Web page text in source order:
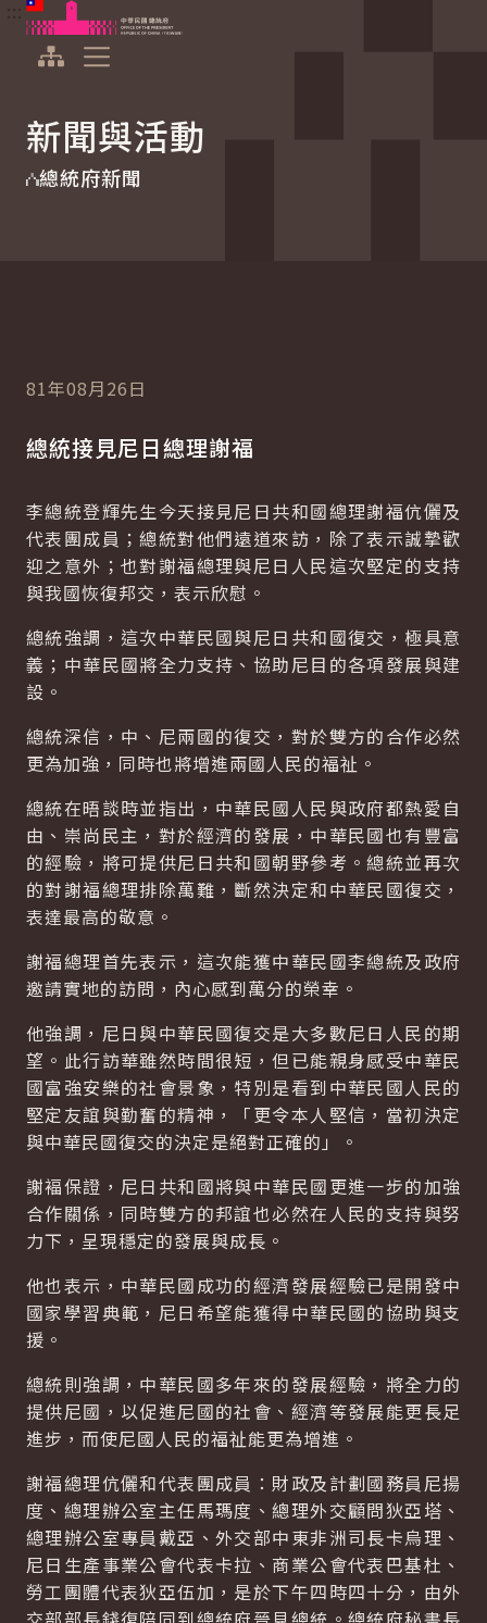
跳到主要內容
中華民國總統府
新聞與活動
總統府新聞
81年08月26日
總統接見尼日總理謝福
李總統登輝先生今天接見尼日共和國總理謝福伉儷及
代表團成員；總統對他們遠道來訪，除了表示誠摯歡
迎之意外；也對謝福總理與尼日人民這次堅定的支持
與我國恢復邦交，表示欣慰。
總統強調，這次中華民國與尼日共和國復交，極具意
義；中華民國將全力支持、協助尼目的各項發展與建
設。
總統深信，中、尼兩國的復交，對於雙方的合作必然
更為加強，同時也將增進兩國人民的福祉。
總統在晤談時並指出，中華民國人民與政府都熱愛自
由、崇尚民主，對於經濟的發展，中華民國也有豐富
的經驗，將可提供尼日共和國朝野參考。總統並再次
的對謝福總理排除萬難，斷然決定和中華民國復交，
表達最高的敬意。
謝福總理首先表示，這次能獲中華民國李總統及政府
邀請實地的訪問，內心感到萬分的榮幸。
他強調，尼日與中華民國復交是大多數尼日人民的期
望。此行訪華雖然時間很短，但已能親身感受中華民
國富強安樂的社會景象，特別是看到中華民國人民的
堅定友誼與勤奮的精神，「更令本人堅信，當初決定
與中華民國復交的決定是絕對正確的」。
謝褔保證，尼日共和國將與中華民國更進一步的加強
合作關係，同時雙方的邦誼也必然在人民的支持與努
力下，呈現穩定的發展與成長。
他也表示，中華民國成功的經濟發展經驗已是開發中
國家學習典範，尼日希望能獲得中華民國的協助與支
援。
總統則強調，中華民國多年來的發展經驗，將全力的
提供尼國，以促進尼國的社會、經濟等發展能更長足
進步，而使尼國人民的福祉能更為增進。
謝福總理伉儷和代表團成員：財政及計劃國務員尼揚
度、總理辦公室主任馬瑪度、總理外交顧問狄亞塔、
總理辦公室專員戴亞、外交部中東非洲司長卡烏理、
尼日生產事業公會代表卡拉、商業公會代表巴基杜、
勞工團體代表狄亞伍加，是於下午四時四十分，由外